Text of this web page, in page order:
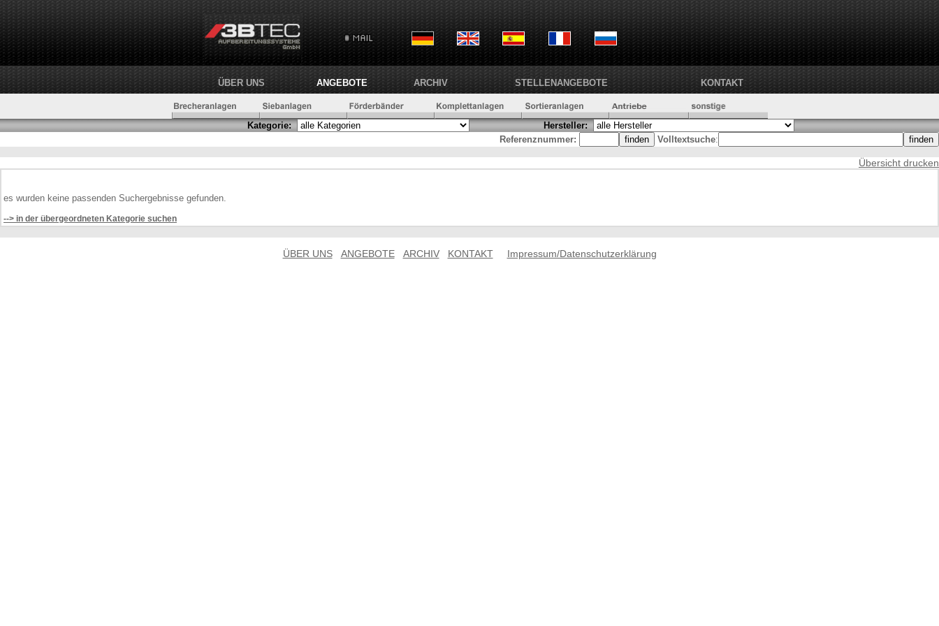
ÜBER UNS ANGEBOTE ARCHIV STELLENANGEBOTE KONTAKT
Kategorie:
Hersteller:
Referenznummer:
Volltextsuche:
Übersicht drucken
es wurden keine passenden Suchergebnisse gefunden.
--> in der übergeordneten Kategorie suchen
ÜBER UNS ANGEBOTE ARCHIV KONTAKT Impressum/Datenschutzerklärung